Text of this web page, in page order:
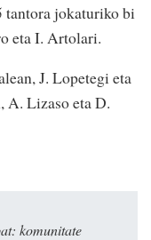
tantora jokaturiko bi
eta I. Artolari.
J. Lopetegi eta
A. Lizaso eta D.
komunitate